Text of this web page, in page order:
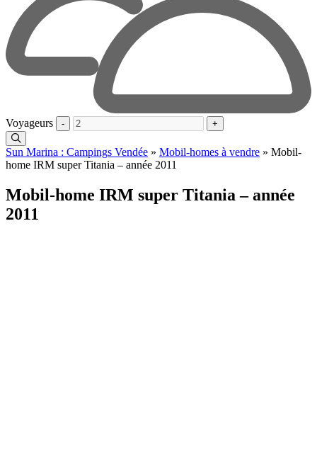
Voyageurs - +
Sun Marina : Campings Vendée » Mobil-homes à vendre » Mobil-
home IRM super Titania – année 2011
Mobil-home IRM super Titania – année
2011